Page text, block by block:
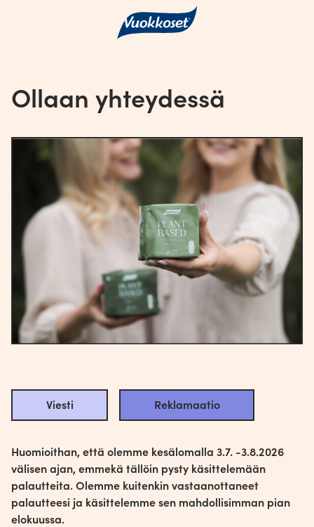
Ollaan yhteydessä
Viesti Reklamaatio
Huomioithan, että olemme kesälomalla 3.7. -3.8.2026
välisen ajan, emmekä tällöin pysty käsittelemään
palautteita. Olemme kuitenkin vastaanottaneet
palautteesi ja käsittelemme sen mahdollisimman pian
elokuussa.
Huomioithan, että olemme kesälomalla 3.7. -3.8.2026
välisen ajan, emmekä tällöin pysty käsittelemään
palautteita. Olemme kuitenkin vastaanottaneet
palautteesi ja käsittelemme sen mahdollisimman pian
elokuussa.